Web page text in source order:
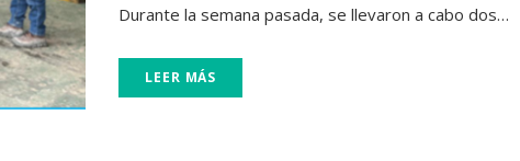
Durante la semana pasada, se llevaron a cabo dos…
LEER MÁS